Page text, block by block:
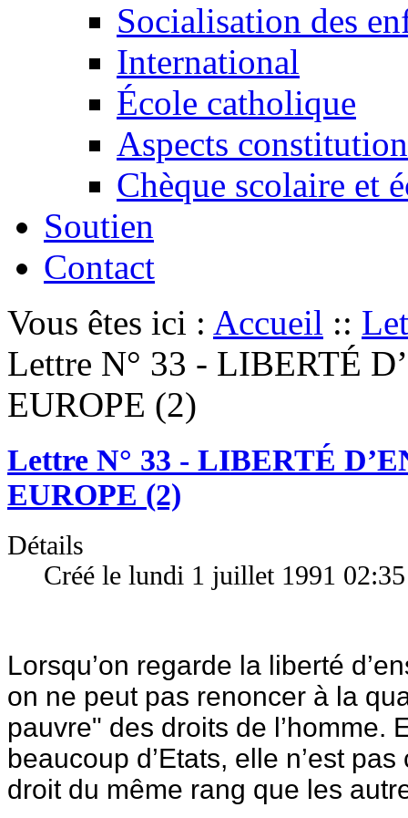
Socialisation des
International
École catholique
Aspects
Chèque scolaire et
Soutien
Contact
Vous êtes ici : Accueil ::
Lettre N° 33 - LIBERTÉ
EUROPE (2)
Lettre N° 33 - LIBERTÉ
EUROPE (2)
Détails
Créé le lundi 1 juillet 1991 02:35
Lorsqu’on regarde la liberté
on ne peut pas renoncer à la
pauvre" des droits de l’homme.
beaucoup d’Etats, elle n’est
droit du même rang que les